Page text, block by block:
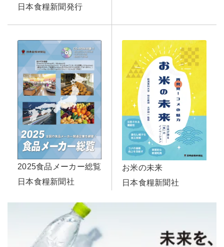
日本食糧新聞発行
2025食品メーカー総覧
日本食糧新聞社
お米の未来
日本食糧新聞社